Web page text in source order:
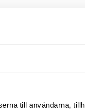
till användarna,